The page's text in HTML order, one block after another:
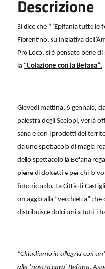
Descrizione
Si dice che “l’Epifania tutte le
Fiorentino, su iniziativa
Pro Loco, si è pensato bene
la “Colazione con la Befana”.
Giovedì mattina, 6 gennaio,
palestra degli Scolopi, verrà
sana e con i prodotti del
da uno spettacolo di magia
dello spettacolo la Befana
piene di dolcetti e per chi lo
foto ricordo. La Città di
omaggio alla “vecchietta” che
distribuisce dolciumi a tutti i
“Chiudiamo in allegria con
alla ‘nostra cara’ Befana.